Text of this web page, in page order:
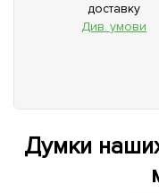
доставку
Див. умови
Думки